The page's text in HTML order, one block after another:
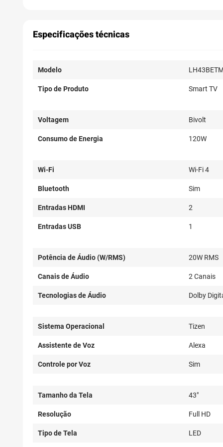
Especificações técnicas
Modelo
Tipo de Produto Smart TV
Voltagem Bivolt
Consumo de Energia 120W
Wi-Fi Wi-Fi 4
Bluetooth Sim
Entradas HDMI 2
Entradas USB 1
Potência de Áudio (W/RMS) 20W RMS
Canais de Áudio 2 Canais
Tecnologias de Áudio Dolby
Sistema Operacional Tizen
Assistente de Voz Alexa
Controle por Voz Sim
Tamanho da Tela 43"
Resolução Full HD
Tipo de Tela LED